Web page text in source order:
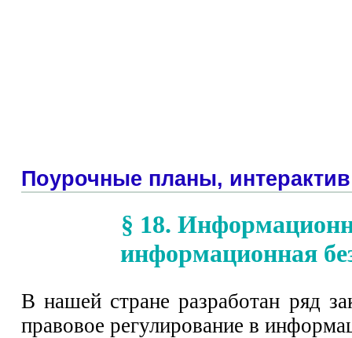
Поурочные планы, интерактив
§ 18.
информационная
В нашей стране разработан ряд
правовое регулирование в